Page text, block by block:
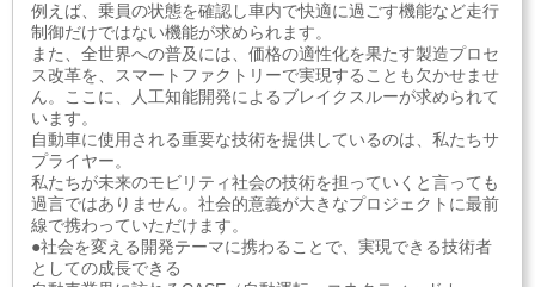
例えば、乗員の状態を確認し車内で快適に過ごす機能など走行
制御だけではない機能が求められます。
また、全世界への普及には、価格の適性化を果たす製造プロセ
ス改革を、スマートファクトリーで実現することも欠かせませ
ん。ここに、人工知能開発によるブレイクスルーが求められて
います。
自動車に使用される重要な技術を提供しているのは、私たちサ
プライヤー。
私たちが未来のモビリティ社会の技術を担っていくと言っても
過言ではありません。社会的意義が大きなプロジェクトに最前
線で携わっていただけます。
●社会を変える開発テーマに携わることで、実現できる技術者
としての成長できる